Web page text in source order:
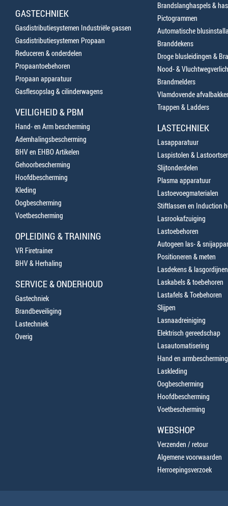
GASTECHNIEK
Gasdistributiesystemen Industriële gassen
Gasdistributiesystemen Propaan
Reduceren & onderdelen
Propaantoebehoren
Propaan apparatuur
Gasflesopslag & cilinderwagens
VEILIGHEID & PBM
Hand- en Arm bescherming
Ademhalingsbescherming
BHV en EHBO Artikelen
Gehoorbescherming
Hoofdbescherming
Kleding
Oogbescherming
Voetbescherming
OPLEIDING & TRAINING
VR Firetrainer
BHV & Herhaling
SERVICE & ONDERHOUD
Gastechniek
Brandbeveiliging
Lastechniek
Overig
Brandslanghaspels &
Pictogrammen
Automatische
Branddekens
Droge blusleidingen &
Nood- &
Brandmelders
Vlamdovende
Trappen & Ladders
LASTECHNIEK
Lasapparatuur
Laspistolen &
Slijtonderdelen
Plasma apparatuur
Lastoevoegmaterialen
Stiftlassen en Induction
Lasrookafzuiging
Lastoebehoren
Autogeen las- &
Positioneren & meten
Lasdekens & lasgordijnen
Laskabels & toebehoren
Lastafels & Toebehoren
Slijpen
Lasnaadreiniging
Elektrisch gereedschap
Lasautomatisering
Hand en armbescherming
Laskleding
Oogbescherming
Hoofdbescherming
Voetbescherming
WEBSHOP
Verzenden / retour
Algemene voorwaarden
Herroepingsverzoek